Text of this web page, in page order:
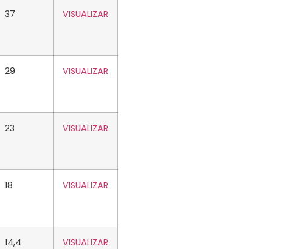
37 VISUALIZAR
29 VISUALIZAR
23 VISUALIZAR
18 VISUALIZAR
14,4 VISUALIZAR